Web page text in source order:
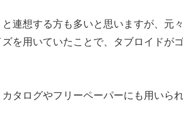
連想する方も多いと思いますが、元
を用いていたことで、タブロイドが
タログやフリーペーパーにも用いら